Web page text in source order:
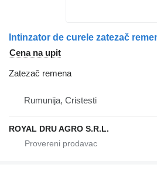
Cena na upit
Zatezač remena
Rumunija, Cristesti
ROYAL DRU AGRO S.R.L.